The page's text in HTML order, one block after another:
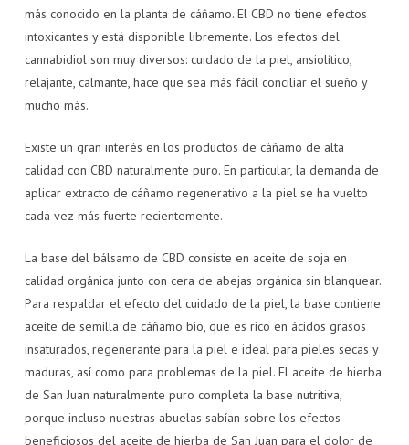
más conocido en la planta de cáñamo. El CBD no tiene efectos
intoxicantes y está disponible libremente. Los efectos del
cannabidiol son muy diversos: cuidado de la piel, ansiolítico,
relajante, calmante, hace que sea más fácil conciliar el sueño y
mucho más.
Existe un gran interés en los productos de cáñamo de alta
calidad con CBD naturalmente puro. En particular, la demanda de
aplicar extracto de cáñamo regenerativo a la piel se ha vuelto
cada vez más fuerte recientemente.
La base del bálsamo de CBD consiste en aceite de soja en
calidad orgánica junto con cera de abejas orgánica sin blanquear.
Para respaldar el efecto del cuidado de la piel, la base contiene
aceite de semilla de cáñamo bio, que es rico en ácidos grasos
insaturados, regenerante para la piel e ideal para pieles secas y
maduras, así como para problemas de la piel. El aceite de hierba
de San Juan naturalmente puro completa la base nutritiva,
porque incluso nuestras abuelas sabían sobre los efectos
beneficiosos del aceite de hierba de San Juan para el dolor de